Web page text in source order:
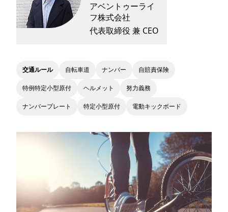
アベントゥーライ
フ株式会社
代表取締役 兼 CEO
交通ルール 自転車道 ナンバー 自賠責保険
特例特定小型原付 ヘルメット 努力義務
ナンバープレート 特定小型原付 電動キックボード